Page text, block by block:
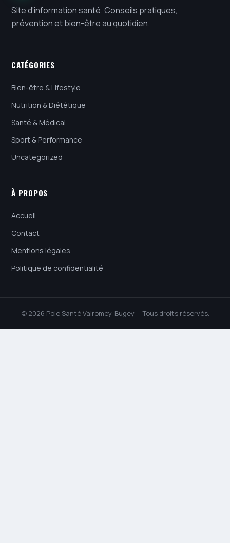
Site d'information santé. Conseils pratiques,
prévention et bien-être au quotidien.
CATÉGORIES
Bien-être & Lifestyle
Nutrition & Diététique
Santé & Médical
Sport & Performance
Uncategorized
À PROPOS
Accueil
Contact
Mentions légales
Politique de confidentialité
© 2026 Pole Santé Valromey-Bugey — Tous droits réservés.